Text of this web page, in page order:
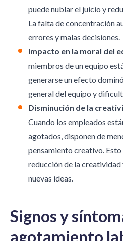
puede nublar el juicio y
La falta de concentración
errores y malas decisiones.
Impacto en la moral del
miembros de un equipo
generarse un efecto
general del equipo y
Disminución de la
Cuando los empleados
agotados, disponen de
pensamiento creativo.
reducción de la creatividad
nuevas ideas.
Signos y
agotamiento